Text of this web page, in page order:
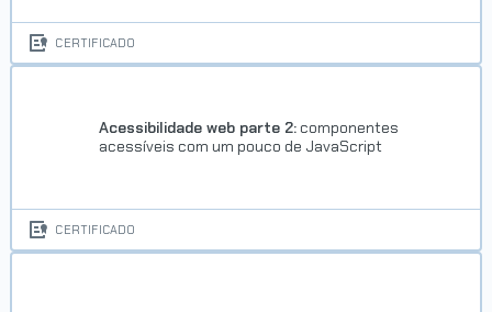
de desenvolvimento com
CERTIFICADO
Acessibilidade web parte 2: componentes
acessíveis com um pouco de JavaScript
CERTIFICADO